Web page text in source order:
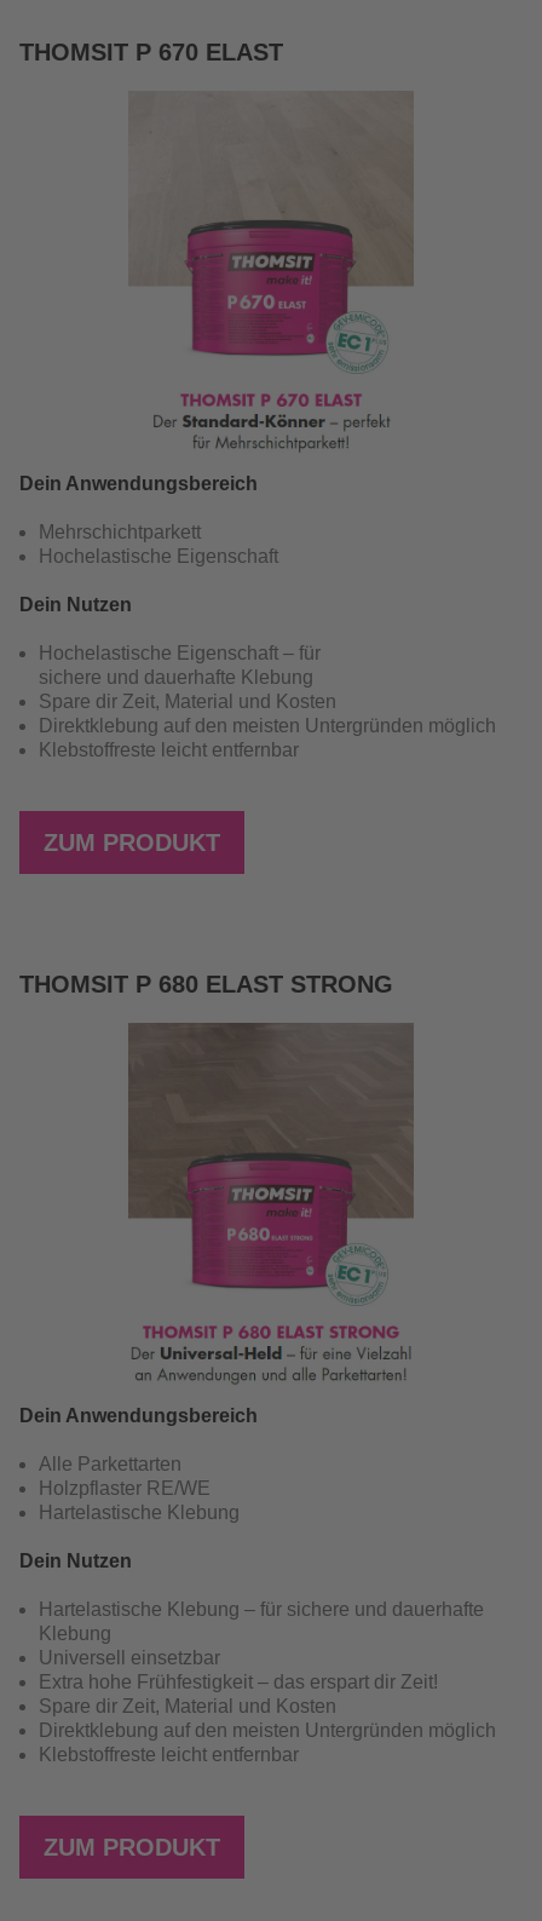
THOMSIT P 670 ELAST
Dein Anwendungsbereich
Mehrschichtparkett
Hochelastische Eigenschaft
Dein Nutzen
Hochelastische Eigenschaft – für
sichere und dauerhafte Klebung
Spare dir Zeit, Material und Kosten
Direktklebung auf den meisten Untergründen möglich
Klebstoffreste leicht entfernbar
ZUM PRODUKT
THOMSIT P 680 ELAST STRONG
Dein Anwendungsbereich
Alle Parkettarten
Holzpflaster RE/WE
Hartelastische Klebung
Dein Nutzen
Hartelastische Klebung – für sichere und dauerhafte
Klebung
Universell einsetzbar
Extra hohe Frühfestigkeit – das erspart dir Zeit!
Spare dir Zeit, Material und Kosten
Direktklebung auf den meisten Untergründen möglich
Klebstoffreste leicht entfernbar
ZUM PRODUKT